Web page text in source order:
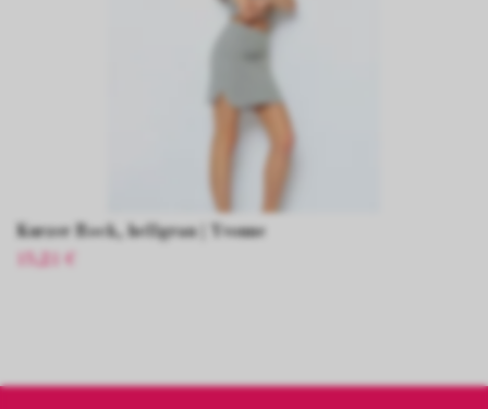
Kurzer Rock, hellgrau | Yvonne